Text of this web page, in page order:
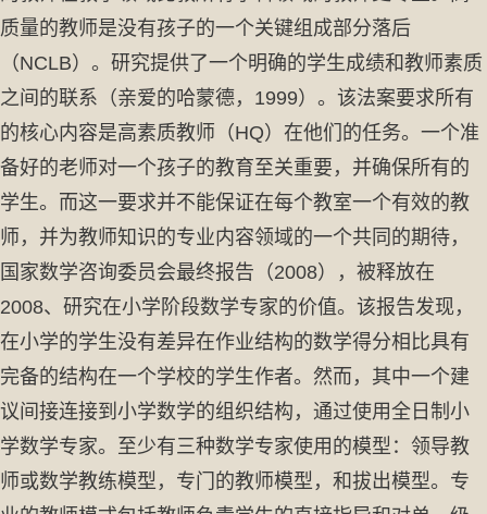
质量的教师是没有孩子的一个关键组成部分落后
（NCLB）。研究提供了一个明确的学生成绩和教师素质
之间的联系（亲爱的哈蒙德，1999）。该法案要求所有
的核心内容是高素质教师（HQ）在他们的任务。一个准
备好的老师对一个孩子的教育至关重要，并确保所有的
学生。而这一要求并不能保证在每个教室一个有效的教
师，并为教师知识的专业内容领域的一个共同的期待，
国家数学咨询委员会最终报告（2008），被释放在
2008、研究在小学阶段数学专家的价值。该报告发现，
在小学的学生没有差异在作业结构的数学得分相比具有
完备的结构在一个学校的学生作者。然而，其中一个建
议间接连接到小学数学的组织结构，通过使用全日制小
学数学专家。至少有三种数学专家使用的模型：领导教
师或数学教练模型，专门的教师模型，和拔出模型。专